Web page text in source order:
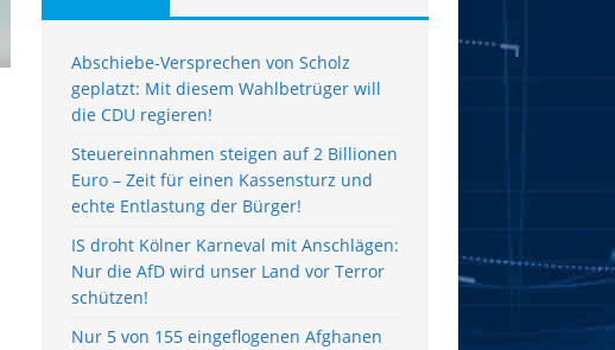
Abschiebe-Versprechen von Scholz
geplatzt: Mit diesem Wahlbetrüger will
die CDU regieren!
Steuereinnahmen steigen auf 2 Billionen
Euro – Zeit für einen Kassensturz und
echte Entlastung der Bürger!
IS droht Kölner Karneval mit Anschlägen:
Nur die AfD wird unser Land vor Terror
schützen!
Nur 5 von 155 eingeflogenen Afghanen